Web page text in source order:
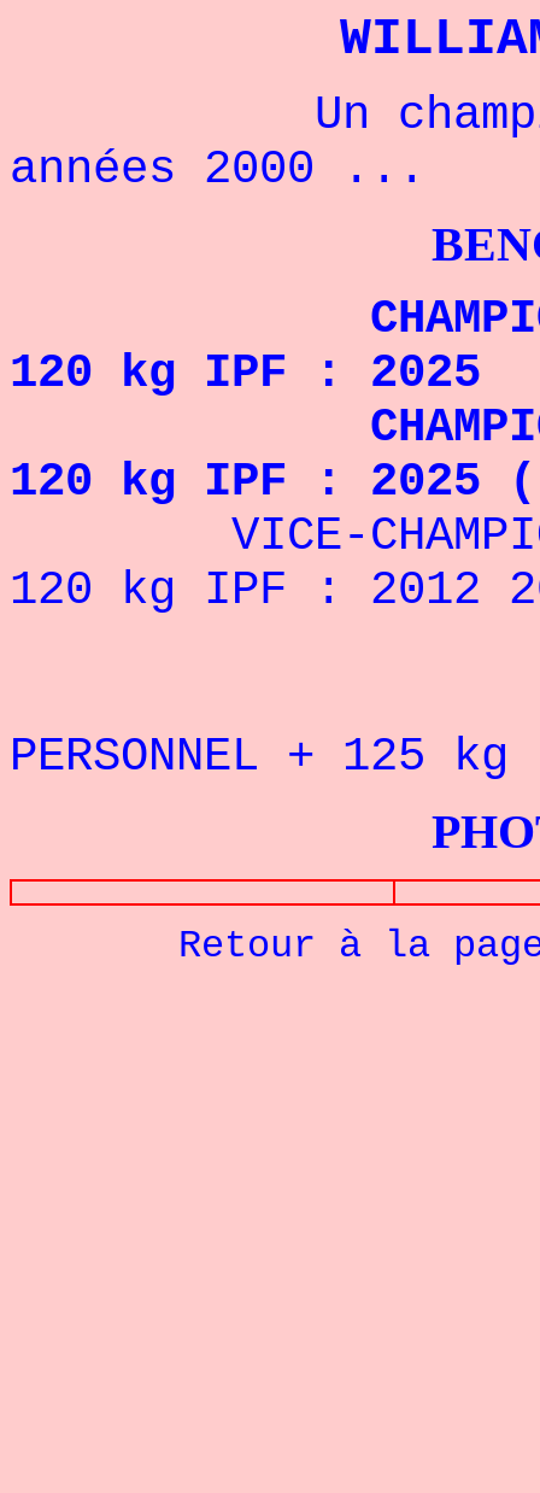
Un champion
années 2000 ...
CHAMPION DU
120 kg IPF : 2025
CHAMPION DU
120 kg IPF : 2025
VICE-CHAMPION
120 kg IPF : 2012
PERSONNEL +
PHOTOS
Retour à la